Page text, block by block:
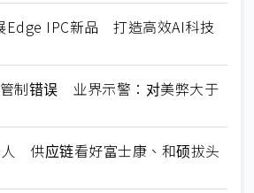
Edge IPC新品 打造高效AI科技
制错误 业界示警：对美弊大于
供应链看好富士康、和硕拔头